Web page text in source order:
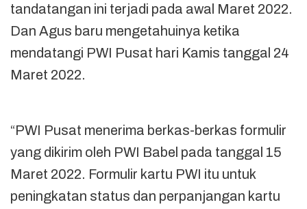
tandatangan ini terjadi pada awal Maret 2022.
Dan Agus baru mengetahuinya ketika
mendatangi PWI Pusat hari Kamis tanggal 24
Maret 2022.
“PWI Pusat menerima berkas-berkas formulir
yang dikirim oleh PWI Babel pada tanggal 15
Maret 2022. Formulir kartu PWI itu untuk
peningkatan status dan perpanjangan kartu